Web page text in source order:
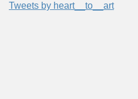
Tweets by heart__to__art